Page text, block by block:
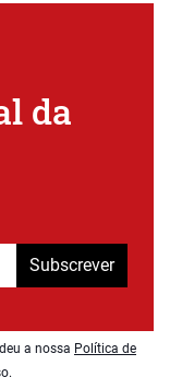
da
Subscrever
a nossa Política de
.